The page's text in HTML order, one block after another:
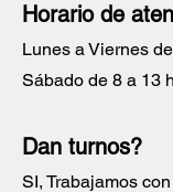
Horario de
Lunes a Viernes
Sábado de 8 a 13
Dan turnos?
SI, Trabajamos